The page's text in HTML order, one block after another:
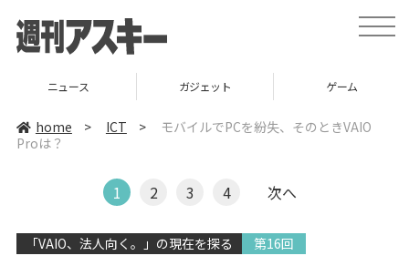
t
o
ニュース ガジェット ゲーム
home > ICT >
モバイルでPCを紛失、そのときVAIO
Proは？
1 2 3 4 次へ
「VAIO、法人向く。」の現在を探る 第16回